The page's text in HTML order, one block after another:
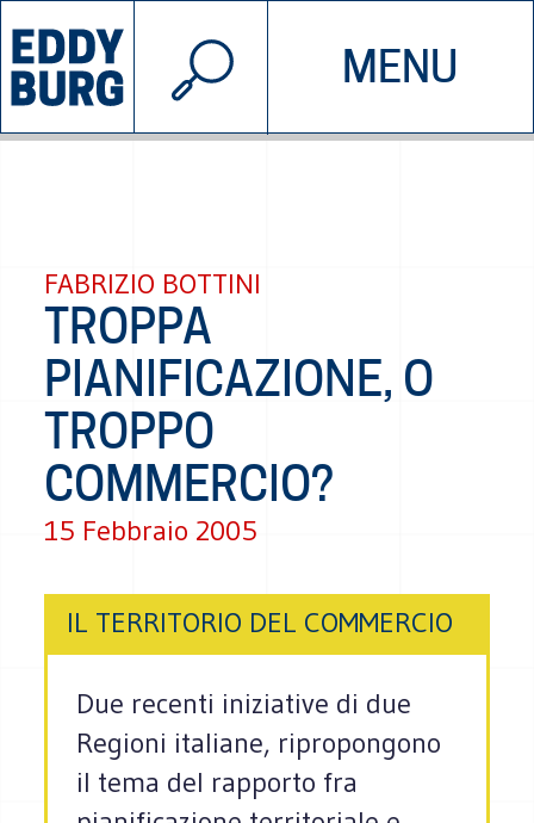
MENU
INIZIATIVE CHI SIAMO
© 2026 EDDYBURG
FABRIZIO BOTTINI
TROPPA
PIANIFICAZIONE, O
TROPPO
COMMERCIO?
15 Febbraio 2005
IL TERRITORIO DEL COMMERCIO
Due recenti iniziative di due
Regioni italiane, ripropongono
il tema del rapporto fra